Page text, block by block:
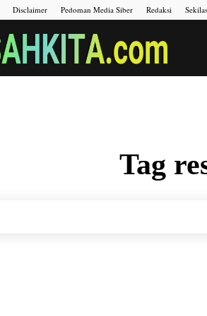
Disclaimer Pedoman Media Siber Redaksi
Tag